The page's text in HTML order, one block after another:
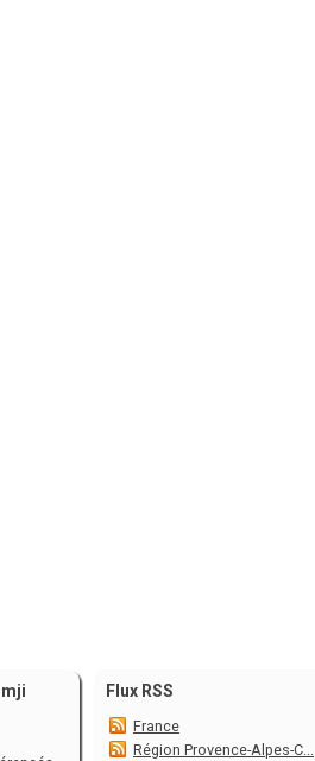
Flux RSS
France
Région Provence-Alpes-C...